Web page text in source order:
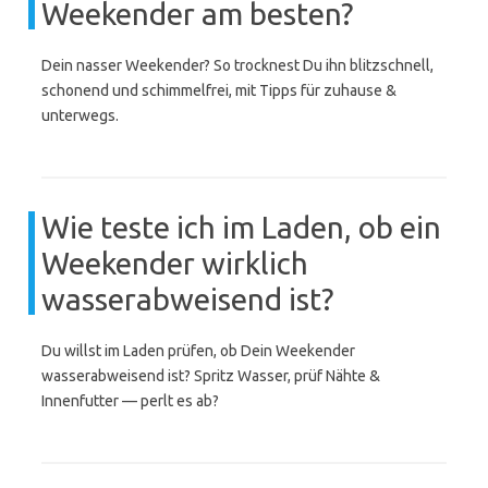
Weekender am besten?
Dein nasser Weekender? So trocknest Du ihn blitzschnell,
schonend und schimmelfrei, mit Tipps für zuhause &
unterwegs.
Wie teste ich im Laden, ob ein
Weekender wirklich
wasserabweisend ist?
Du willst im Laden prüfen, ob Dein Weekender
wasserabweisend ist? Spritz Wasser, prüf Nähte &
Innenfutter — perlt es ab?